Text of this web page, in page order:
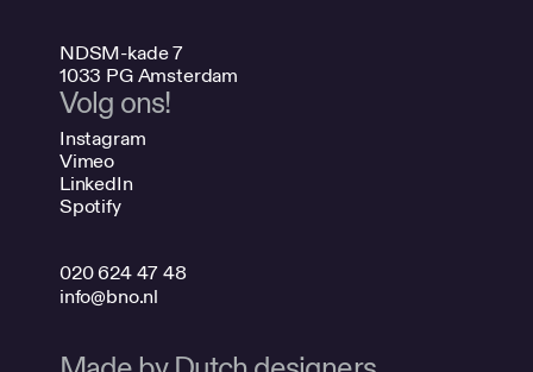
NDSM-kade 7
1033 PG Amsterdam
Volg ons!
Instagram
Vimeo
LinkedIn
Spotify
020 624 47 48
info@bno.nl